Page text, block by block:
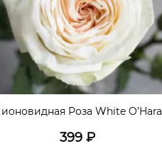
Роза White O’Hara
399 ₽